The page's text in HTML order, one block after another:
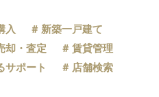
入
新築一戸建て
却・査定
賃貸管理
サポート
店舗検索